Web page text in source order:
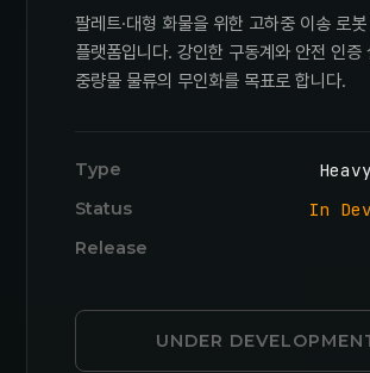
팔레트·대형 화물을 위한 고하중 이송 로봇
플랫폼입니다. 강인한 구동계와 안전 인증
중량물 물류의 무인화를 목표로 합니다.
Type
Status In
Release
UNDER